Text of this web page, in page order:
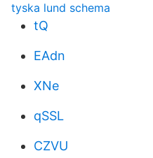
tyska lund schema
tQ
EAdn
XNe
qSSL
CZVU